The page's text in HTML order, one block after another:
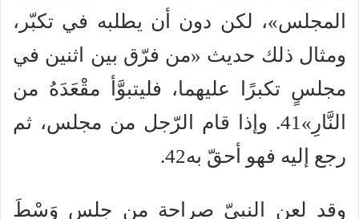
المجلس»، لكن دون أن يطلبه في تكبّر،
ومثال ذلك حديث «من فرّق بين اثنين في
مجلسٍ تكبرًا عليهما، فليتبوَّأ مقْعَدَهُ من
النَّارِ»41. وإذا قام الرّجل من مجلس، ثم
رجع إليه فهو أحقّ به42.
وقد لعن النبيّ صراحة من جلس وَسْطَ